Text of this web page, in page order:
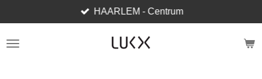
to
main
HAARLEM - Centrum